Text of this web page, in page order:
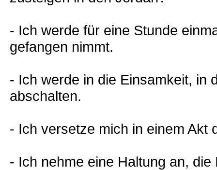
- Ich werde für eine Stunde
gefangen nimmt.
- Ich werde in die Einsamkeit, in
abschalten.
- Ich versetze mich in einem Akt
- Ich nehme eine Haltung an,